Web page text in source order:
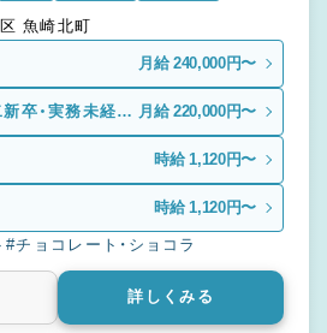
兵庫県 神戸市東灘区 魚崎北町
月給 240,000円〜
卒・実務未経
月給 220,000円〜
時給 1,120円〜
時給 1,120円〜
#チョコレート・ショコラ
詳しくみる